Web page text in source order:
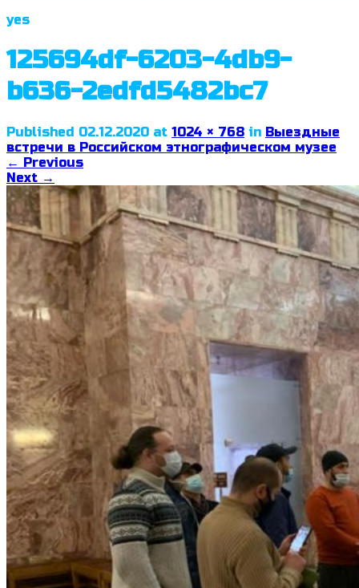
yes
125694df-6203-4db9-
b636-2edfd5482bc7
Published 02.12.2020 at 1024 × 768 in Выездные
встречи в Российском этнографическом музее
← Previous
Next →